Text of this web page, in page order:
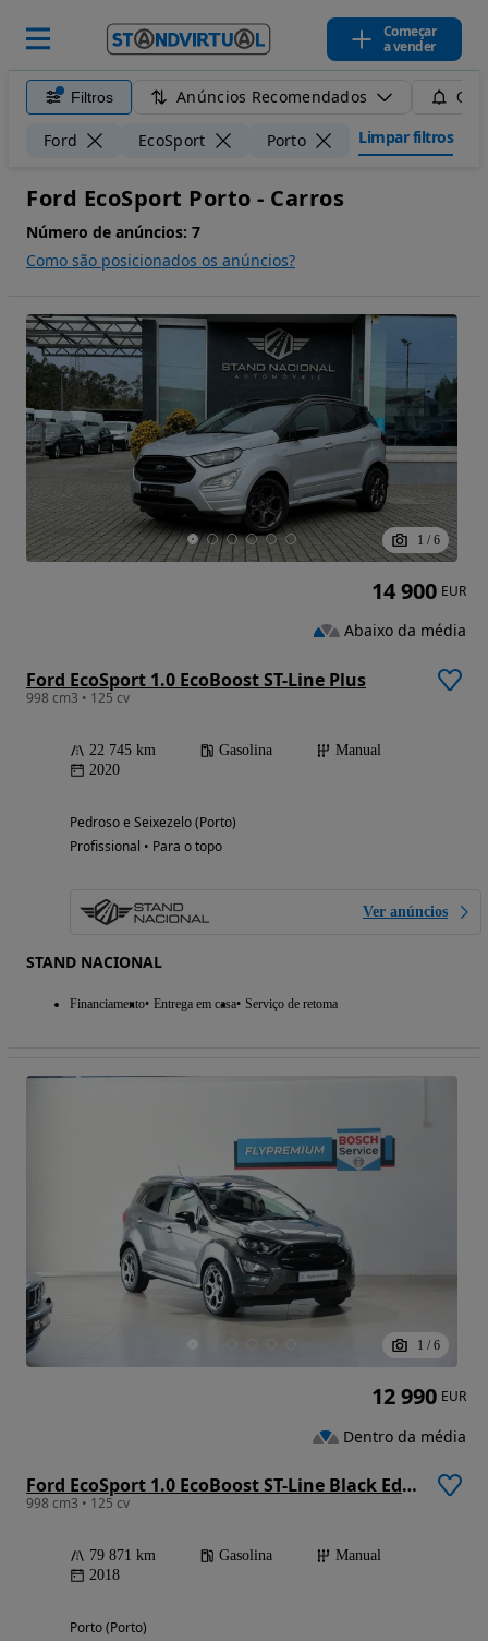
Começar
a vender
Filtros Anúncios Recomendados
Ford EcoSport Porto Limpar filtros
Ford EcoSport Porto - Carros
Número de anúncios: 7
Como são posicionados os anúncios?
1 / 6
Ford EcoSport 1.0 EcoBoost ST-Line Plus
998 cm3 • 125 cv
22 745 km Gasolina
Manual
2020
Pedroso e Seixezelo (Porto)
Profissional • Para o topo
Ver anúncios
STAND NACIONAL
Financiamento Entrega em casa Serviço de retoma
14 900 EUR
Abaixo da média
1 / 6
Ford EcoSport 1.0 EcoBoost ST-Line Black Edition
998 cm3 • 125 cv
79 871 km Gasolina
Manual
2018
Porto (Porto)
12 990 EUR
Dentro da média